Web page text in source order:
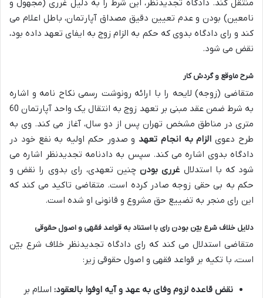
منتقل کند. دادگاه تجدیدنظر، این شرط را به دلیل غرری (مجهول و
نامعین) بودن و عدم تعیین دقیق مصداق آپارتمان، باطل اعلام می
کند و رای دادگاه بدوی که حکم به الزام زوج به ایفای تعهد داده بود،
نقض می شود.
شرح ماوقع و گردش کار
متقاضی (زوجه) لایحه را با ارائه رونوشت رسمی نکاح نامه و اشاره
به شرط ضمن عقد مبنی بر تعهد زوج به انتقال یک واحد آپارتمان 60
متری در مناطق مشخص تهران پس از دو سال، آغاز می کند. وی به
طرح دعوی الزام به انجام تعهدو صدور حکم اولیه به نفع خود در
دادگاه بدوی اشاره می کند. سپس به دادنامه تجدیدنظر اشاره می
شود که با استدلال غرری بودنچنین تعهدی، رای بدوی را نقض و
حکم به بی حقی زوجه صادر کرده است. متقاضی تاکید می کند که
این رای منجر به تضییع حق مشروع و قانونی او شده است.
دلایل خلاف شرع بیّن بودن رای با استناد به قواعد فقهی و اصول حقوقی
متقاضی استدلال می کند که رای دادگاه تجدیدنظر خلاف شرع بیّن
است، با تکیه بر قواعد فقهی و اصول حقوقی زیر:
نقض قاعده لزوم وفای به عهد و آیه اوفوا بالعقود: اسلام بر